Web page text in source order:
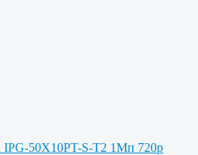
IPG-50X10PT-S-T2 1Мп 720p